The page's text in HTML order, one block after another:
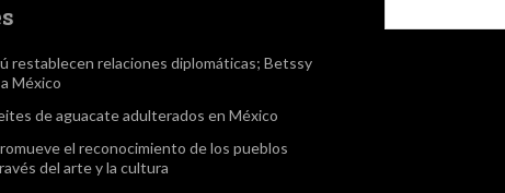
restablecen relaciones diplomáticas; Betssy
México
de aguacate adulterados en México
el reconocimiento de los pueblos
del arte y la cultura